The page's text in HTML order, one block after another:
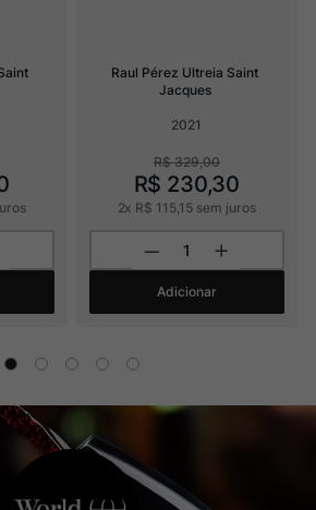
Raul Pérez Ultreia Saint
Jacques
2021
R$ 329,00
R$ 230,30
2x R$ 115,15 sem juros
Adicionar